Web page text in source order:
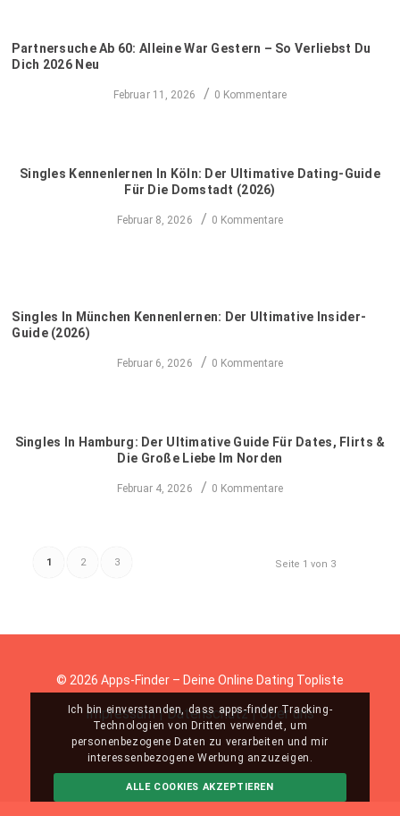
Partnersuche Ab 60: Alleine War Gestern – So Verliebst Du
Dich 2026 Neu
Februar 11, 2026 / 0 Kommentare
Singles Kennenlernen In Köln: Der Ultimative Dating-Guide
Für Die Domstadt (2026)
Februar 8, 2026 / 0 Kommentare
Singles In München Kennenlernen: Der Ultimative Insider-
Guide (2026)
Februar 6, 2026 / 0 Kommentare
Singles In Hamburg: Der Ultimative Guide Für Dates, Flirts &
Die Große Liebe Im Norden
Februar 4, 2026 / 0 Kommentare
Seite 1 von 3
1 2 3
© 2026 Apps-Finder – Deine Online Dating Topliste
Impressum|Datenschutz|Über uns
Ich bin einverstanden, dass apps-finder Tracking-
Technologien von Dritten verwendet, um
personenbezogene Daten zu verarbeiten und mir
interessenbezogene Werbung anzuzeigen.
ALLE COOKIES AKZEPTIEREN